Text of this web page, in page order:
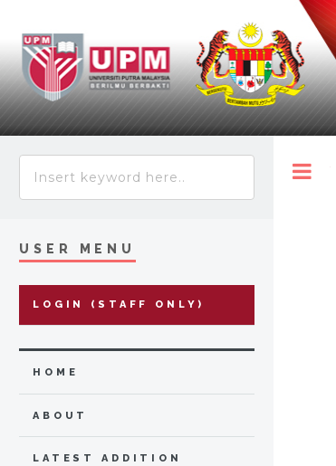
USER MENU
LOGIN (STAFF ONLY)
HOME
ABOUT
LATEST ADDITION